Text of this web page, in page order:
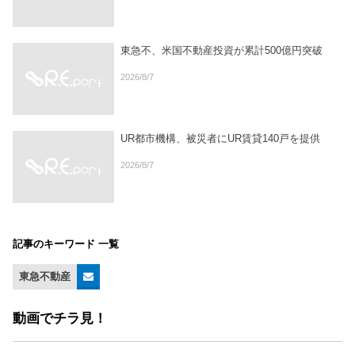
東急不、米国不動産投資が累計500億円突破
2026/8/7
UR都市機構、被災者にUR賃貸140戸を提供
2026/8/7
記事のキーワード 一覧
東急不動産
動画でチラ見！